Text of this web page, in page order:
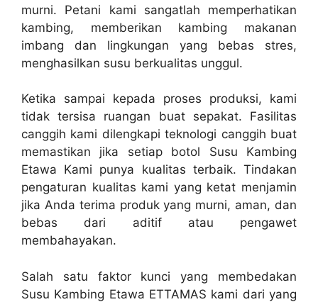
murni. Petani kami sangatlah memperhatikan
kambing, memberikan kambing makanan
imbang dan lingkungan yang bebas stres,
menghasilkan susu berkualitas unggul.
Ketika sampai kepada proses produksi, kami
tidak tersisa ruangan buat sepakat. Fasilitas
canggih kami dilengkapi teknologi canggih buat
memastikan jika setiap botol Susu Kambing
Etawa Kami punya kualitas terbaik. Tindakan
pengaturan kualitas kami yang ketat menjamin
jika Anda terima produk yang murni, aman, dan
bebas dari aditif atau pengawet
membahayakan.
Salah satu faktor kunci yang membedakan
Susu Kambing Etawa ETTAMAS kami dari yang